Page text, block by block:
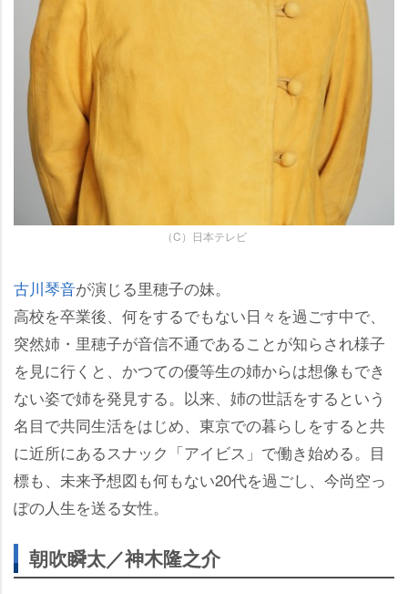
（C）日本テレビ
古川琴音が演じる里穂子の妹。
高校を卒業後、何をするでもない日々を過ごす中で、
突然姉・里穂子が音信不通であることが知らされ様子
を見に行くと、かつての優等生の姉からは想像もでき
ない姿で姉を発見する。以来、姉の世話をするという
名目で共同生活をはじめ、東京での暮らしをすると共
に近所にあるスナック「アイビス」で働き始める。目
標も、未来予想図も何もない20代を過ごし、今尚空っ
ぽの人生を送る女性。
朝吹瞬太／神木隆之介